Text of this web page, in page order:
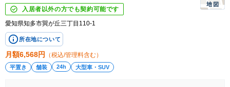
入居者以外の方でも契約可能です
愛知県知多市巽が丘三丁目110-1
所在地について
月額6,568円 （税込/管理料含む）
平置き 舗装 24h 大型車・SUV